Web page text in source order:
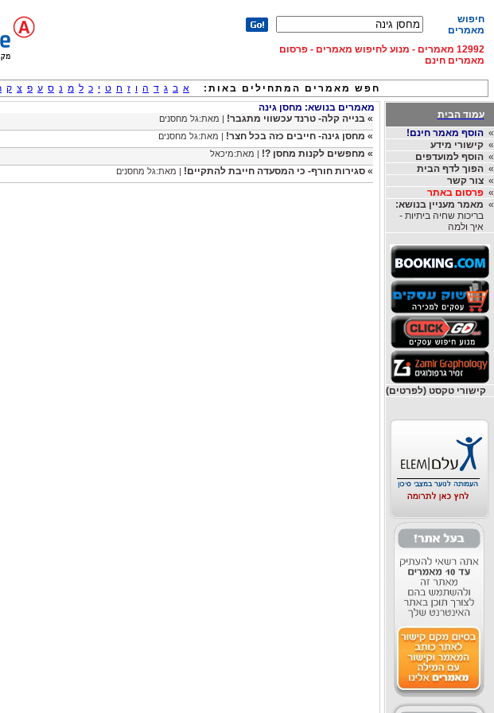
חיפוש
מאמרים
12992 מאמרים - מנוע לחיפוש מאמרים - פרסום
מאמרים חינם
חפש מאמרים המתחילים באות: א ב ג ד ה ו ז ח ט י כ ל מ נ ס ע פ צ ק
עמוד הבית
»הוסף מאמר חינם!
»קישורי מידע
»הוסף למועדפים
»הפוך לדף הבית
»צור קשר
»פרסום באתר
» מאמר מעניין בנושא:
בריכות שחיה ביתיות -
איך ולמה
קישורי טקסט (לפרטים)
מאמרים בנושא: מחסן גינה
» בנייה קלה- טרנד עכשווי מתגבר! | מאת:גל מחסנים
» מחסן גינה- חייבים כזה בכל חצר! | מאת:גל מחסנים
» מחפשים לקנות מחסן ?! | מאת:מיכאל
» סגירות חורף- כי המסעדה חייבת להתקיים! | מאת:גל מחסנים